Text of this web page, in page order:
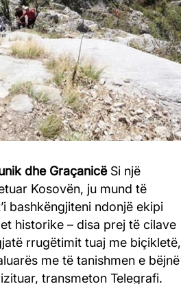
dhe GraçanicëSi një
Kosovën, ju mund të
bashkëngjiteni ndonjë ekipi
historike – disa prej të cilave
rrugëtimit tuaj me biçikletë,
me të tanishmen e bëjnë
transmeton Telegrafi.